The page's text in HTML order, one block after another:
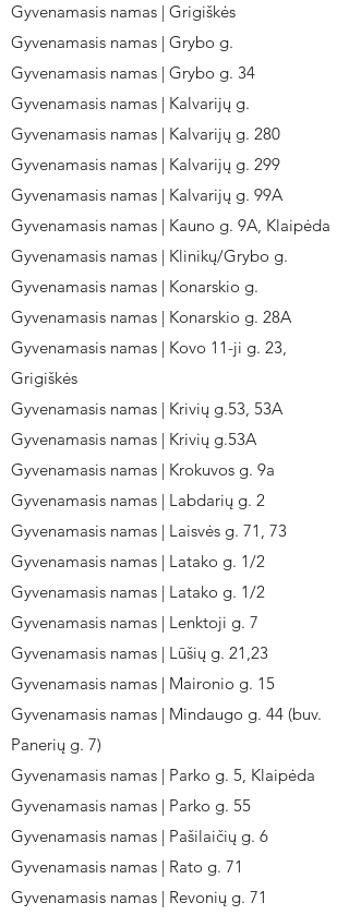
Gyvenamasis namas | Grigiškės
Gyvenamasis namas | Grybo g.
Gyvenamasis namas | Grybo g. 34
Gyvenamasis namas | Kalvarijų g.
Gyvenamasis namas | Kalvarijų g. 280
Gyvenamasis namas | Kalvarijų g. 299
Gyvenamasis namas | Kalvarijų g. 99A
Gyvenamasis namas | Kauno g. 9A, Klaipėda
Gyvenamasis namas | Klinikų/Grybo g.
Gyvenamasis namas | Konarskio g.
Gyvenamasis namas | Konarskio g. 28A
Gyvenamasis namas | Kovo 11-ji g. 23,
Grigiškės
Gyvenamasis namas | Krivių g.53, 53A
Gyvenamasis namas | Krivių g.53A
Gyvenamasis namas | Krokuvos g. 9a
Gyvenamasis namas | Labdarių g. 2
Gyvenamasis namas | Laisvės g. 71, 73
Gyvenamasis namas | Latako g. 1/2
Gyvenamasis namas | Latako g. 1/2
Gyvenamasis namas | Lenktoji g. 7
Gyvenamasis namas | Lūšių g. 21,23
Gyvenamasis namas | Maironio g. 15
Gyvenamasis namas | Mindaugo g. 44 (buv.
Panerių g. 7)
Gyvenamasis namas | Parko g. 5, Klaipėda
Gyvenamasis namas | Parko g. 55
Gyvenamasis namas | Pašilaičių g. 6
Gyvenamasis namas | Rato g. 71
Gyvenamasis namas | Revonių g. 71